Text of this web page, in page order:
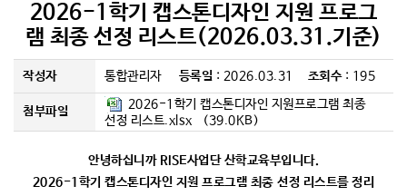
과제관리
온라인전시
자료실
FAQ
2026-1학기 캡스톤디자인 지원 프로그
램 최종 선정 리스트(2026.03.31.기준)
작성자 통합관리자 등록일 : 2026.03.31 조회수: 195
첨부파일
2026-1학기 캡스톤디자인 지원프로그램 최종
선정 리스트.xlsx (39.0KB)
안녕하십니까 RISE사업단 산학교육부입니다.
2026-1학기 캡스톤디자인 지원 프로그램 최종 선정 리스트를 정리